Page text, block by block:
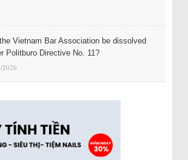
Vietnam Bar Association be dissolved
Politburo Directive No. 11?
2026